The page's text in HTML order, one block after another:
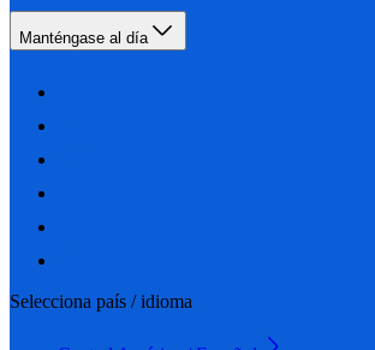
Manténgase al día
Selecciona país / idioma